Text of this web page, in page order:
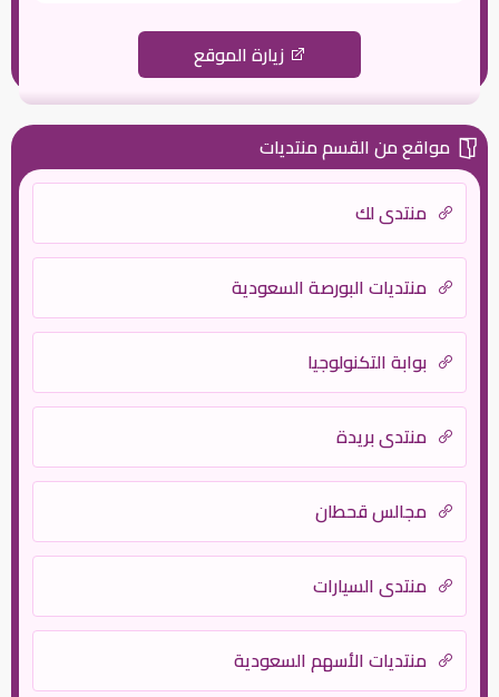
زيارة الموقع
مواقع من القسم منتديات
منتدى لك
منتديات البورصة السعودية
بوابة التكنولوجيا
منتدى بريدة
مجالس قحطان
منتدى السيارات
منتديات الأسهم السعودية